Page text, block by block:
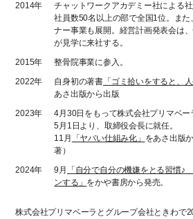
2014年
チャットワークアカデミー社による
社員数50名以上の部で全国1位。また
ナー事業も展開。経営計画発表会は
が見学に来社する。
2015年
整骨院事業に参入。
2022年
自身初の著書 「ゴミ拾いをすると、
あさ出版から出版
2023年
4月30日をもって株式会社プリマベー
5月1日より、取締役会長に就任。
11月
「ヤバい仕組み化」 をあさ出版
著）
2024年
9月
「自分で自分の機嫌をとる習慣
ンする」 をかや書房から発売。
株式会社プリマベーラとグループ会社ときわで